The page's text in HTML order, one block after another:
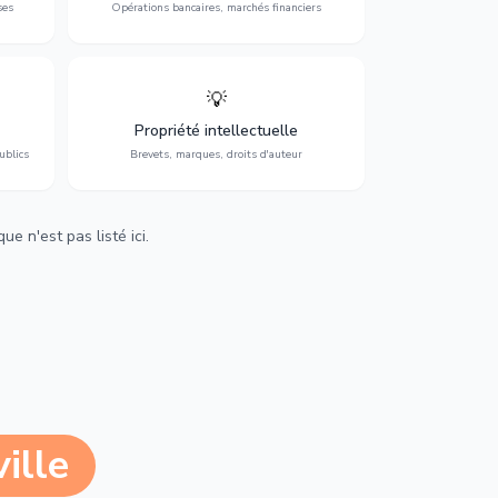
Opérations bancaires, marchés financiers
💡
Propriété intellectuelle
Brevets, marques, droits d'auteur
Protection de vos créations : brevets,
marques, droits d'auteur et lutte contre la
contrefaçon.
n'est pas listé ici.